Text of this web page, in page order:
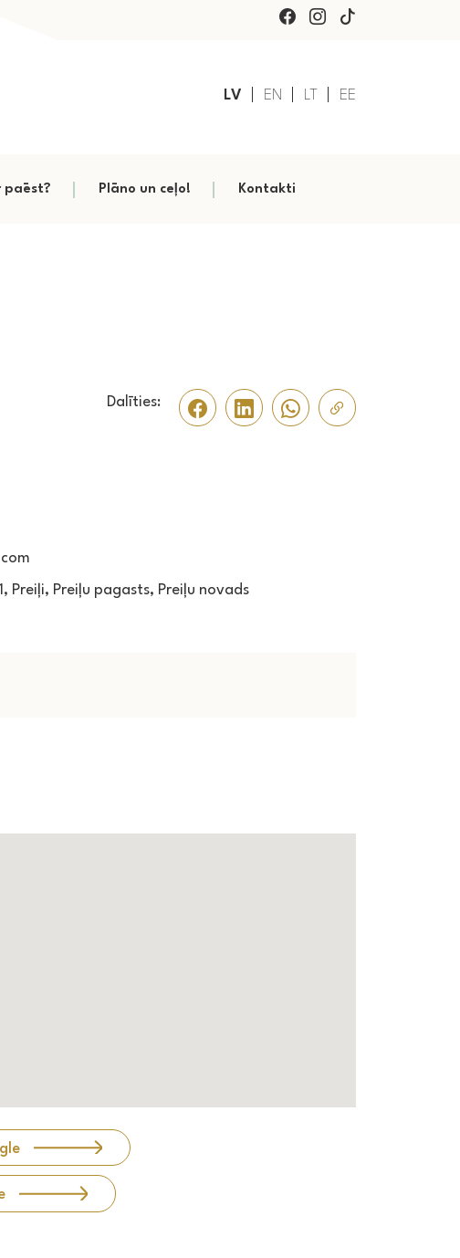
LV EN LT EE
paēst? Plāno un ceļo! Kontakti
Dalīties:
Preiļi, Preiļu pagasts, Preiļu novads